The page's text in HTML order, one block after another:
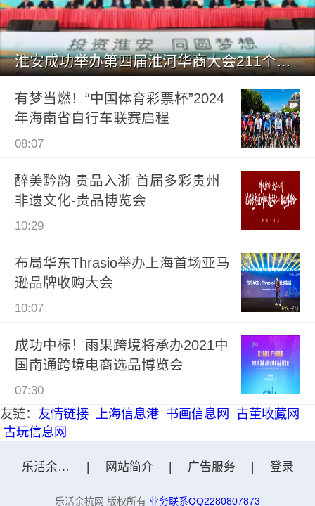
淮安成功举办第四届淮河华商大会211个签约项目 总投资1486.
有梦当燃！“中国体育彩票杯”2024
年海南省自行车联赛启程
08:07
醉美黔韵 贵品入浙 首届多彩贵州
非遗文化-贵品博览会
10:29
布局华东Thrasio举办上海首场亚马
逊品牌收购大会
10:07
成功中标！雨果跨境将承办2021中
国南通跨境电商选品博览会
07:30
友链： 友情链接 上海信息港 书画信息网
古董收藏网
古玩信息网
乐活余杭网 | 网站简介 | 广告服务 | 登录
乐活余杭网 版权所有 业务联系QQ2280807873